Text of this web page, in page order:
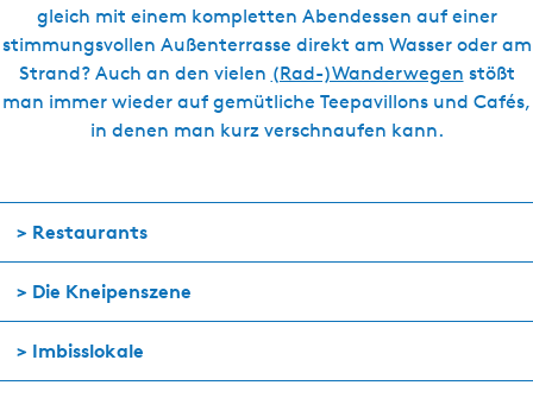
gleich mit einem kompletten Abendessen auf einer
stimmungsvollen Außenterrasse direkt am Wasser oder am
Strand? Auch an den vielen (Rad-)Wanderwegen stößt
man immer wieder auf gemütliche Teepavillons und Cafés,
in denen man kurz verschnaufen kann.
> Restaurants
> Die Kneipenszene
> Imbisslokale